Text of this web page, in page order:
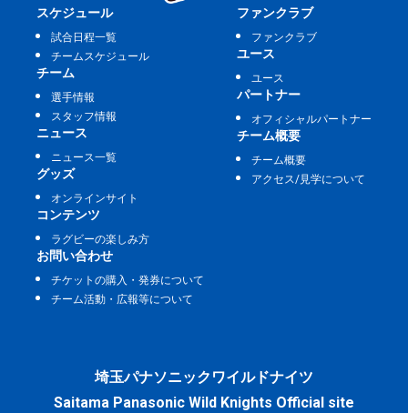
スケジュール
試合日程一覧
チームスケジュール
チーム
選手情報
スタッフ情報
ニュース
ニュース一覧
グッズ
オンラインサイト
ファンクラブ
ファンクラブ
ユース
ユース
パートナー
オフィシャルパートナー
チーム概要
チーム概要
アクセス/見学について
コンテンツ
ラグビーの楽しみ方
お問い合わせ
チケットの購入・発券について
チーム活動・広報等について
埼玉パナソニックワイルドナイツ
Saitama Panasonic Wild Knights Official site